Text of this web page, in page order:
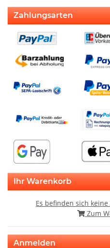
Zahlungsarten
Ihr Warenkorb
Es befinden sich
Zum
Anmelden